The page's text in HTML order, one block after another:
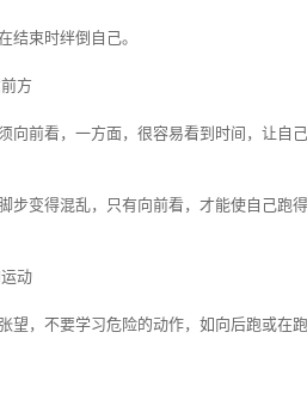
结束时绊倒自己。
方
向前看，一方面，很容易看到时间，让自
步变得混乱，只有向前看，才能使自己跑
动
望，不要学习危险的动作，如向后跑或在